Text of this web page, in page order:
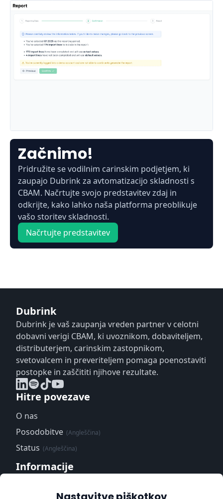
Začnimo!
Pridružite se vodilnim carinskim podjetjem, ki
zaupajo Dubrink za avtomatizacijo skladnosti s
CBAM. Načrtujte svojo predstavitev zdaj in
odkrijte, kako lahko naša platforma preoblikuje
vašo storitev skladnosti.
Načrtujte predstavitev
Dubrink
Dubrink je vaš zaupanja vreden partner v celotni
dobavni verigi CBAM, ki uvoznikom, dobaviteljem,
distributerjem, carinskim zastopnikom,
svetovalcem in preveriteljem pomaga poenostaviti
postopke in zaščititi njihove rezultate.
Hitre povezave
O nas
Posodobitve (Angleščina)
Status (Angleščina)
Informacije